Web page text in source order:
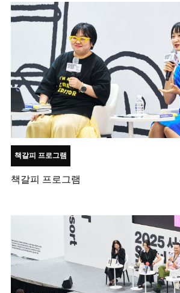
책갈피 프로그램
책갈피 프로그램